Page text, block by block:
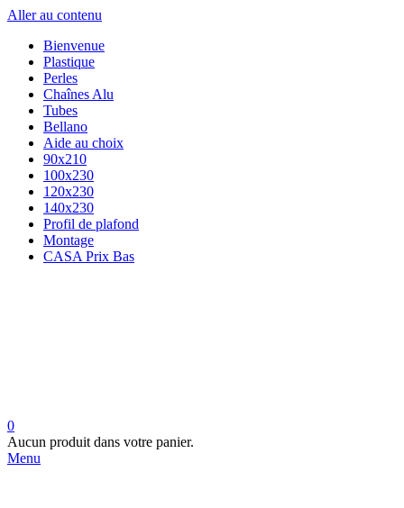
Aller au contenu
Bienvenue
Plastique
Perles
Chaînes Alu
Tubes
Bellano
Aide au choix
90x210
100x230
120x230
140x230
Profil de plafond
Montage
CASA Prix Bas
0
Aucun produit dans votre panier.
Menu